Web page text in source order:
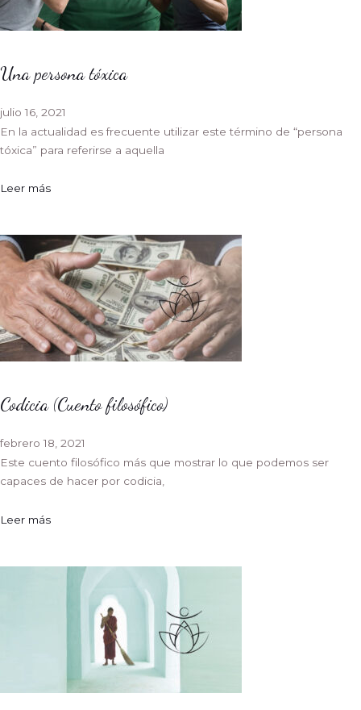
Una persona tóxica
julio 16, 2021
En la actualidad es frecuente utilizar este término de “persona
tóxica” para referirse a aquella
Leer más
Codicia (Cuento filosófico)
febrero 18, 2021
Este cuento filosófico más que mostrar lo que podemos ser
capaces de hacer por codicia,
Leer más